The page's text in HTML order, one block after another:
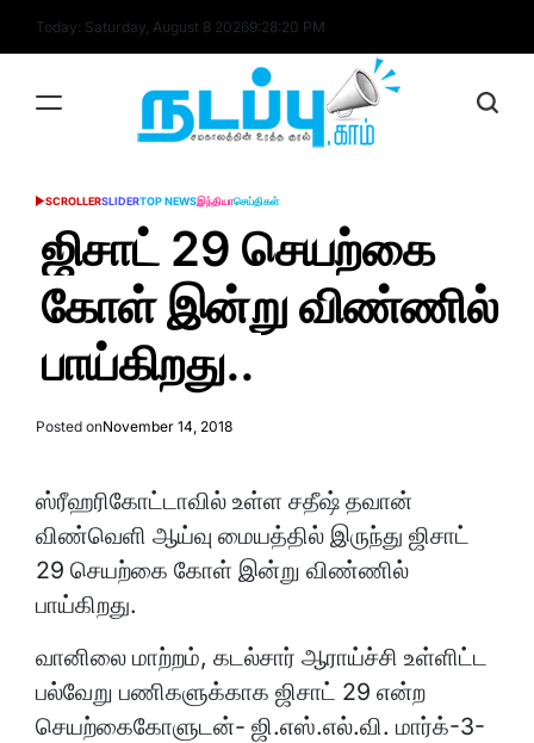
Today: Saturday, August 8 20269:28:20 PM
POSTED
SCROLLERSLIDERTOP NEWSஇந்தியாசெய்திகள்
ஜிசாட் 29 செயற்கை
கோள் இன்று விண்ணில்
பாய்கிறது..
Posted onNovember 14, 2018
ஸ்ரீஹரிகோட்டாவில் உள்ள சதீஷ் தவான்
விண்வெளி ஆய்வு மையத்தில் இருந்து ஜிசாட்
29 செயற்கை கோள் இன்று விண்ணில்
பாய்கிறது.
வானிலை மாற்றம், கடல்சார் ஆராய்ச்சி உள்ளிட்ட
பல்வேறு பணிகளுக்காக ஜிசாட் 29 என்ற
செயற்கைகோளுடன்- ஜி.எஸ்.எல்.வி. மார்க்-3-